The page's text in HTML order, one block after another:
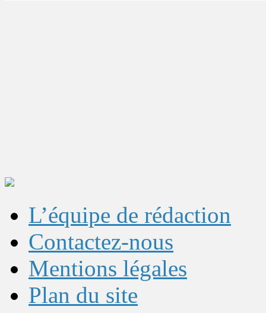
L’équipe de rédaction
Contactez-nous
Mentions légales
Plan du site